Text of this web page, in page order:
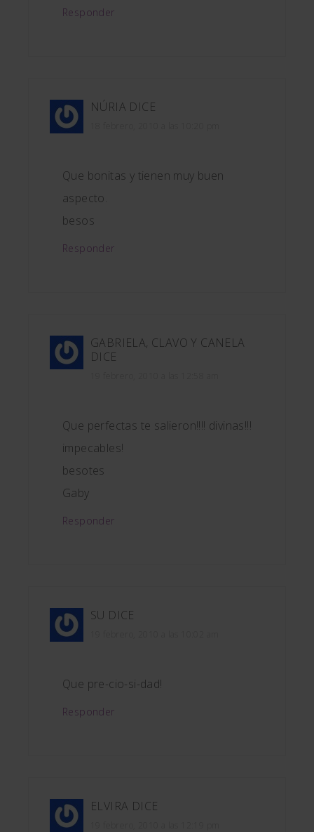
Responder
NÚRIA DICE
Que bonitas y tienen muy buen
aspecto.
besos
Responder
GABRIELA, CLAVO Y CANELA
DICE
Que perfectas te salieron!!!! divinas!!!
impecables!
besotes
Gaby
Responder
SU DICE
Que pre-cio-si-dad!
Responder
ELVIRA DICE